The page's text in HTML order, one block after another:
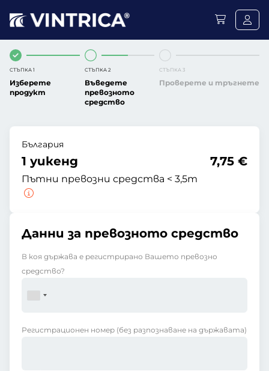
СТЪПКА 1
Изберете
продукт
СТЪПКА 2
Въведете
превозното
средство
СТЪПКА 3
Проверете и тръгнете
България
1 уикенд
Пътни превозни средства < 3,5т
7,75 €
Данни за превозното средство
В коя държава е регистрирано Вашето превозно
средство?
Регистрационен номер (без разпознаване на държавата)